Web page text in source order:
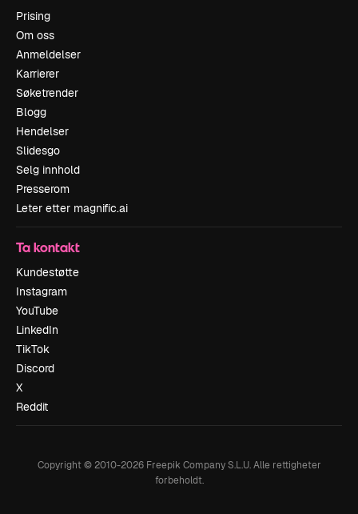
Prising
Om oss
Anmeldelser
Karrierer
Søketrender
Blogg
Hendelser
Slidesgo
Selg innhold
Presserom
Leter etter magnific.ai
Ta kontakt
Kundestøtte
Instagram
YouTube
LinkedIn
TikTok
Discord
X
Reddit
Copyright © 2010-2026Freepik Company S.L.U. Alle rettigheter
forbeholdt.